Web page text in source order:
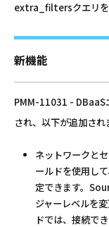
extra_filtersクエリを
新機能
PMM-11031 - DBaaS
され、以下が追加され
ネットワークと
ールドを使用し
定できます。
ジャーレベルを
ドでは、接続で